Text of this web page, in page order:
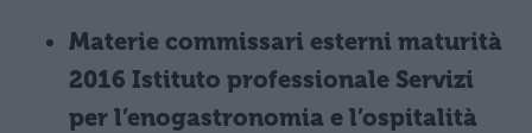
Materie commissari esterni maturità
2016 Istituto professionale Servizi
per l’enogastronomia e l’ospitalità